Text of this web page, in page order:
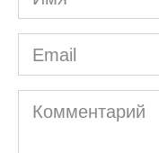
Email
Комментарий